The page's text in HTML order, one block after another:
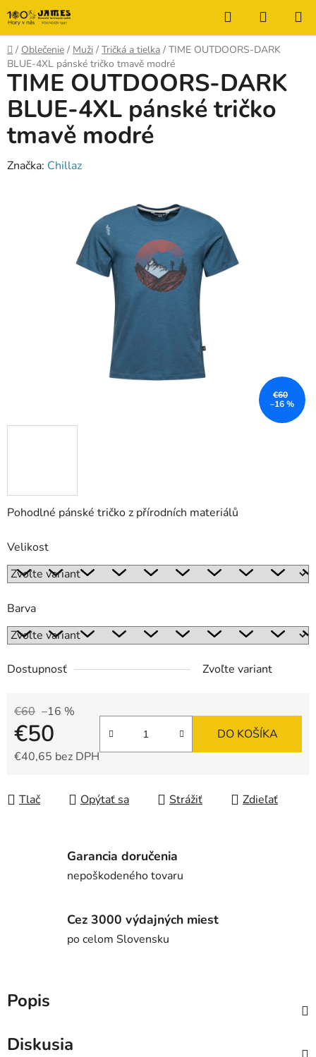
Prejsť
na
obsah
Hľadať
KOŠÍK
Domov
/ Oblečenie / Muži / Tričká a tielka / TIME OUTDOORS-DARK
BLUE-4XL pánské tričko tmavě modré
Pohodlné pánské tričko z přírodních materiálů
Velikost
Barva
Dostupnosť Zvoľte variant
€60 –16 %
€50
€40,65 bez DPH
DO KOŠÍKA
Tlač Opýtať sa Strážiť Zdieľať
TIME OUTDOORS-DARK
BLUE-4XL pánské tričko
tmavě modré
Značka: Chillaz
€60
–16 %
Garancia doručenia
nepoškodeného tovaru
Cez 3000 výdajných miest
po celom Slovensku
Popis
Diskusia